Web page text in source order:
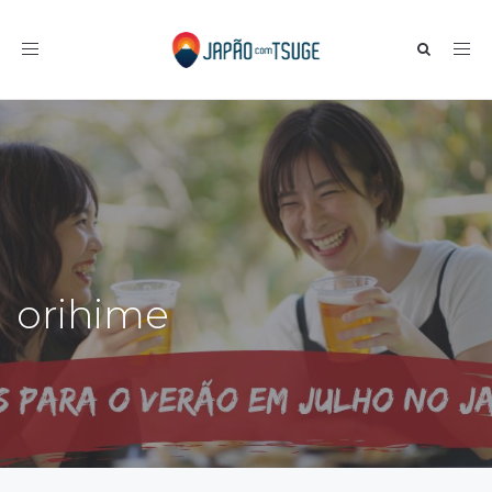
Toggle navigation
orihime